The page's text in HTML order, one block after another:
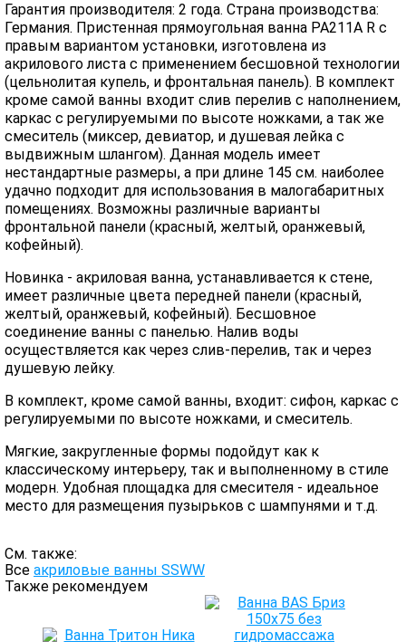
Гарантия производителя: 2 года. Страна производства:
Германия. Пристенная прямоугольная ванна PA211A R с
правым вариантом установки, изготовлена из
акрилового листа с применением бесшовной технологии
(цельнолитая купель, и фронтальная панель). В комплект
кроме самой ванны входит слив перелив с наполнением,
каркас с регулируемыми по высоте ножками, а так же
смеситель (миксер, девиатор, и душевая лейка с
выдвижным шлангом). Данная модель имеет
нестандартные размеры, а при длине 145 см. наиболее
удачно подходит для использования в малогабаритных
помещениях. Возможны различные варианты
фронтальной панели (красный, желтый, оранжевый,
кофейный).
Новинка - акриловая ванна, устанавливается к стене,
имеет различные цвета передней панели (красный,
желтый, оранжевый, кофейный). Бесшовное
соединение ванны с панелью. Налив воды
осуществляется как через слив-перелив, так и через
душевую лейку.
В комплект, кроме самой ванны, входит: сифон, каркас с
регулируемыми по высоте ножками, и смеситель.
Мягкие, закругленные формы подойдут как к
классическому интерьеру, так и выполненному в стиле
модерн. Удобная площадка для смесителя - идеальное
место для размещения пузырьков с шампунями и т.д.
См. также:
Все акриловые ванны SSWW
Также рекомендуем